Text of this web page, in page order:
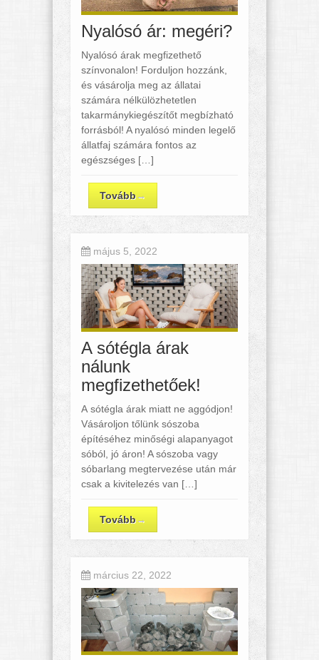
Nyalósó ár: megéri?
Nyalósó árak megfizethető
színvonalon! Forduljon hozzánk,
és vásárolja meg az állatai
számára nélkülözhetetlen
takarmánykiegészítőt megbízható
forrásból! A nyalósó minden legelő
állatfaj számára fontos az
egészséges […]
Tovább→
május 5, 2022
A sótégla árak
nálunk
megfizethetőek!
A sótégla árak miatt ne aggódjon!
Vásároljon tőlünk sószoba
építéséhez minőségi alapanyagot
sóból, jó áron! A sószoba vagy
sóbarlang megtervezése után már
csak a kivitelezés van […]
Tovább→
március 22, 2022